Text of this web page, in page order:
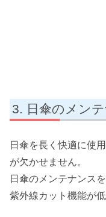
日傘のメン
日傘を長く快適に使
が欠かせません。
日傘のメンテナンス
紫外線カット機能が